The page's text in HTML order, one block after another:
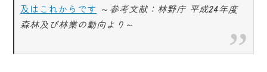
及はこれからです ～ 参考文献：林野庁 平成24年度
森林及び林業の動向より ～